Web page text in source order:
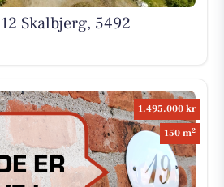
Skalbjerg, 5492
1.495.000 kr
150 m2